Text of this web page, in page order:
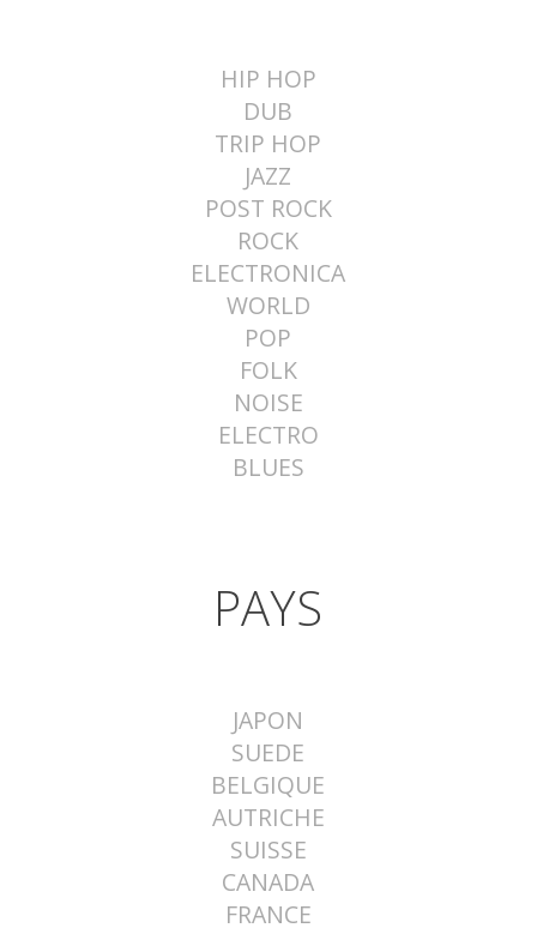
HIP HOP
DUB
TRIP HOP
JAZZ
POST ROCK
ROCK
ELECTRONICA
WORLD
POP
FOLK
NOISE
ELECTRO
BLUES
PAYS
JAPON
SUEDE
BELGIQUE
AUTRICHE
SUISSE
CANADA
FRANCE